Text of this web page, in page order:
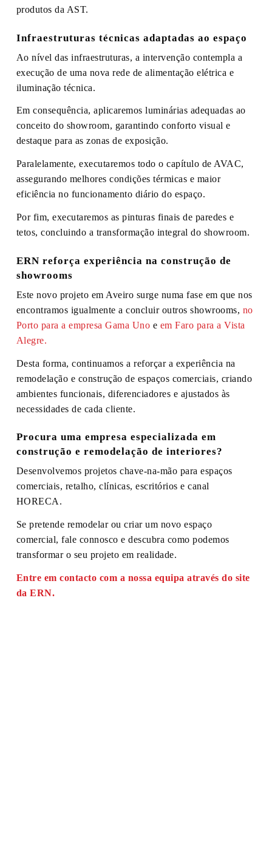
produtos da AST.
Infraestruturas técnicas adaptadas ao espaço
Ao nível das infraestruturas, a intervenção contempla a
execução de uma nova rede de alimentação elétrica e
iluminação técnica.
Em consequência, aplicaremos luminárias adequadas ao
conceito do showroom, garantindo conforto visual e
destaque para as zonas de exposição.
Paralelamente, executaremos todo o capítulo de AVAC,
assegurando melhores condições térmicas e maior
eficiência no funcionamento diário do espaço.
Por fim, executaremos as pinturas finais de paredes e
tetos, concluindo a transformação integral do showroom.
ERN reforça experiência na construção de
showrooms
Este novo projeto em Aveiro surge numa fase em que nos
encontramos igualmente a concluir outros showrooms, no
Porto para a empresa Gama Uno e em Faro para a Vista
Alegre.
Desta forma, continuamos a reforçar a experiência na
remodelação e construção de espaços comerciais, criando
ambientes funcionais, diferenciadores e ajustados às
necessidades de cada cliente.
Procura uma empresa especializada em
construção e remodelação de interiores?
Desenvolvemos projetos chave-na-mão para espaços
comerciais, retalho, clínicas, escritórios e canal
HORECA.
Se pretende remodelar ou criar um novo espaço
comercial, fale connosco e descubra como podemos
transformar o seu projeto em realidade.
Entre em contacto com a nossa equipa através do site
da ERN.